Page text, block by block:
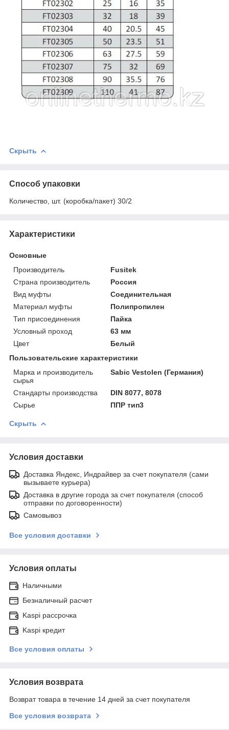
Скрыть
Способ упаковки
Количество, шт. (коробка/пакет) 30/2
Характеристики
Основные
Производитель
Fusitek
Страна производитель
Россия
Вид муфты
Соединительная
Материал муфты
Полипропилен
Тип присоединения
Пайка
Условный проход
63 мм
Цвет
Белый
Пользовательские характеристики
Марка и производитель
сырья
Sabic Vestolen (Германия)
Стандарты производства
DIN 8077, 8078
Сырье
ППР тип3
Скрыть
Условия доставки
Доставка Яндекс, Индрайвер за счет покупателя (сами
вызываете курьера)
Доставка в другие города за счет покупателя (способ
отправки по договоренности)
Самовывоз
Все условия доставки
Условия оплаты
Наличными
Безналичный расчет
Kaspi рассрочка
Kaspi кредит
Все условия оплаты
Условия возврата
Возврат товара в течение 14 дней за счет покупателя
Все условия возврата